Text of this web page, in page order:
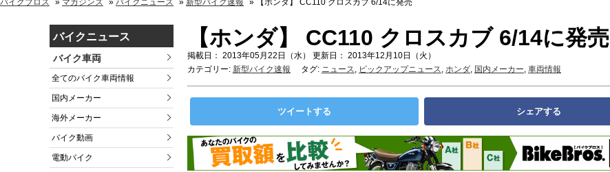
バイクブロス マガジンズ バイクニュース 新型バイク速報 【ホンダ】 CC110 クロスカブ 6/14に発売
バイクニュース
バイク車両
全てのバイク車両情報
国内メーカー
海外メーカー
バイク動画
電動バイク
【ホンダ】 CC110 クロスカブ 6/14に発売
掲載日： 2013年05月22日（水） 更新日： 2013年12月10日（火）
カテゴリー: 新型バイク速報 タグ: ニュース, ピックアップニュース, ホンダ, 国内メーカー, 車両情報
ツイートする シェアする